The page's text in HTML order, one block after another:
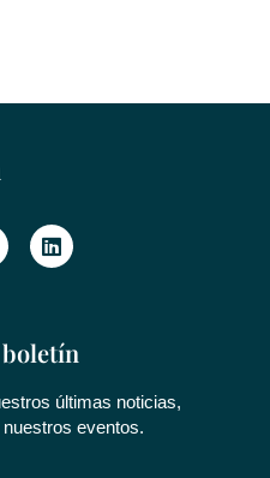
últimas noticias,
eventos.